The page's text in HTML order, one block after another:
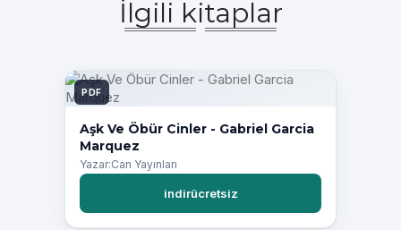
İlgili kitaplar
PDF
Aşk Ve Öbür Cinler - Gabriel Garcia
Marquez
Yazar:Can Yayınları
indirücretsiz